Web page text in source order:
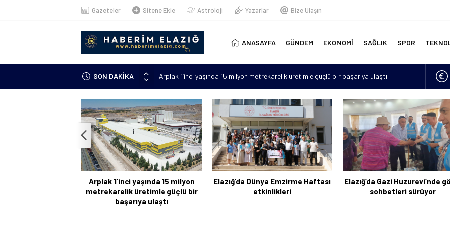
Gazeteler Sitene Ekle Astroloji Yazarlar Bize Ulaşın
ANASAYFA GÜNDEM EKONOMİ SAĞLIK SPOR
SON DAKİKA
Arplak 1’inci yaşında 15 milyon metrekarelik üretimle güçlü bir başarıya ulaştı
Elazığ’da çöp konteynerinde yeni doğmuş bebek bulundu
çıkacak”
Metan gazından şehit olan asker sayısı 12’ye yükseldi
Kanser hastası annesi için 6 bin kilometre geldi: Tercüman bulamadığı için Türkçe
kursuna yazıldı
Arplak 1’inci yaşında 15 milyon
metrekarelik üretimle güçlü bir
başarıya ulaştı
Elazığ’da Dünya Emzirme Haftası
etkinlikleri
Elazığ’da Gazi Huzurevi’nde
sohbetleri sürüyor